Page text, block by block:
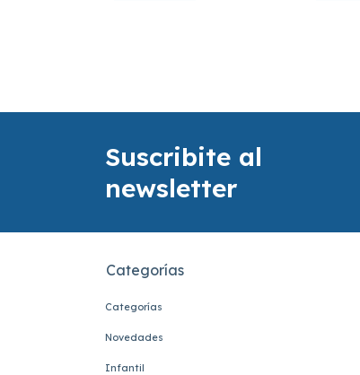
Suscribite al
newsletter
Categorías
Categorías
Novedades
Infantil